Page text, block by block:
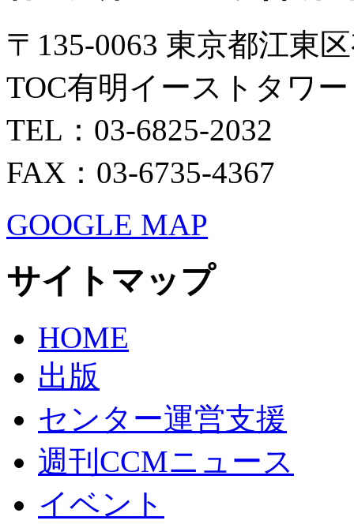
〒135-0063 東京都江東
TOC有明イーストタワ
TEL：03-6825-2032
FAX：03-6735-4367
GOOGLE MAP
サイトマップ
HOME
出版
センター運営支援
週刊CCMニュース
イベント